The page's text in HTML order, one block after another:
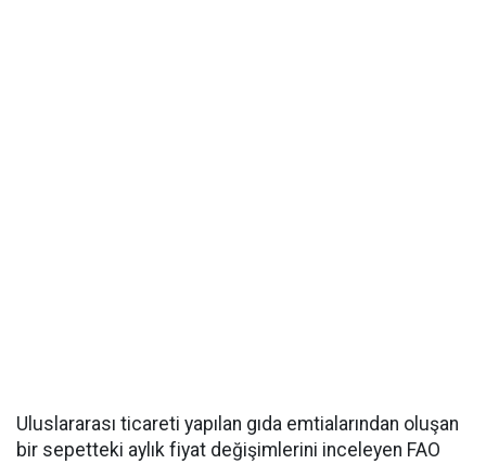
Uluslararası ticareti yapılan gıda emtialarından oluşan
bir sepetteki aylık fiyat değişimlerini inceleyen FAO